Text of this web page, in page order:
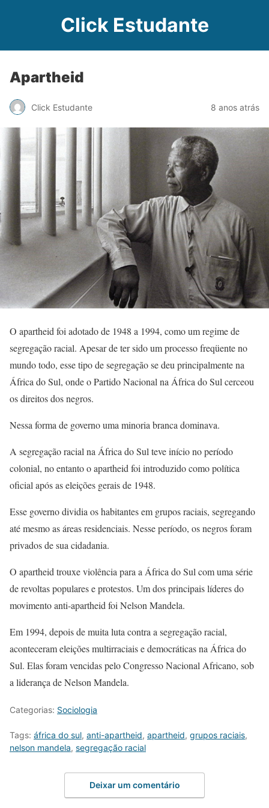
Click Estudante
Apartheid
Click Estudante 8 anos atrás
O apartheid foi adotado de 1948 a 1994, como um regime de
segregação racial. Apesar de ter sido um processo freqüente no
mundo todo, esse tipo de segregação se deu principalmente na
África do Sul, onde o Partido Nacional na África do Sul cerceou
os direitos dos negros.
Nessa forma de governo uma minoria branca dominava.
A segregação racial na África do Sul teve início no período
colonial, no entanto o apartheid foi introduzido como política
oficial após as eleições gerais de 1948.
Esse governo dividia os habitantes em grupos raciais, segregando
até mesmo as áreas residenciais. Nesse período, os negros foram
privados de sua cidadania.
O apartheid trouxe violência para a África do Sul com uma série
de revoltas populares e protestos. Um dos principais líderes do
movimento anti-apartheid foi Nelson Mandela.
Em 1994, depois de muita luta contra a segregação racial,
aconteceram eleições multirraciais e democráticas na África do
Sul. Elas foram vencidas pelo Congresso Nacional Africano, sob
a liderança de Nelson Mandela.
Categorias: Sociologia
Tags: áfrica do sul, anti-apartheid, apartheid, grupos raciais,
nelson mandela, segregação racial
Deixar um comentário